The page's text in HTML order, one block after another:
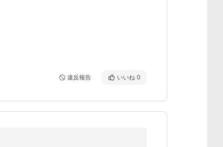
違反報告 いいね 0